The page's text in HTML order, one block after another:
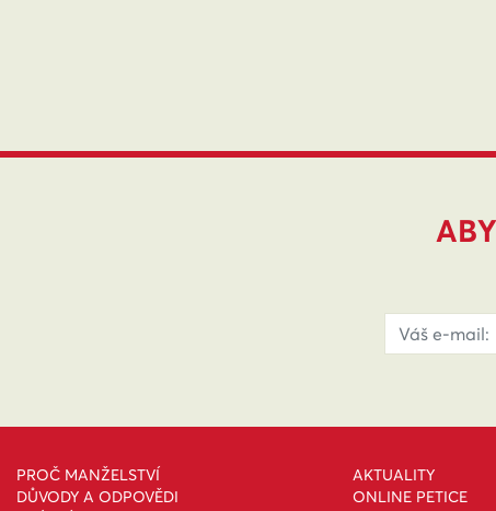
PROČ MANŽELSTVÍ
DŮVODY A ODPOVĚDI
AKTUALITY
ONLINE PETICE